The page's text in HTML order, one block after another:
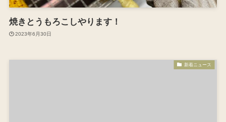
焼きとうもろこしやります！
2023年6月30日
新着ニュース